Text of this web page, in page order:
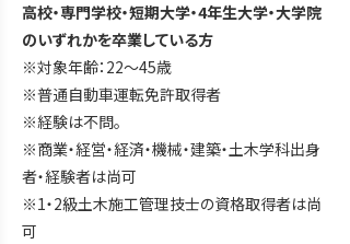
高校・専門学校・短期大学・4年生大学・大学院
のいずれかを卒業している方
※対象年齢：22〜45歳
※普通自動車運転免許取得者
※経験は不問。
※商業・経営・経済・機械・建築・土木学科出身
者・経験者は尚可
※1・2級土木施工管理技士の資格取得者は尚
可